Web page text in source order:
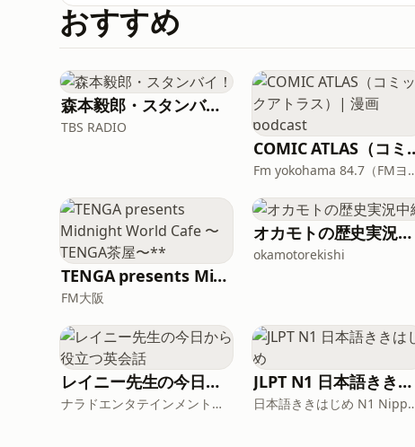
おすすめ
森本毅郎・スタンバイ！
TBS RADIO
COMIC ATLAS
Fm yokohama
TENGA presents Midnight World Cafe 〜TENGA茶屋〜**
FM大阪
オカモトの歴史実況中継
okamotorekishi
レイニー先生の今日から役立つ英会話
ナラドエンタテインメント株式会社
JLPT N1 日本語ききはじめ
日本語ききはじめ